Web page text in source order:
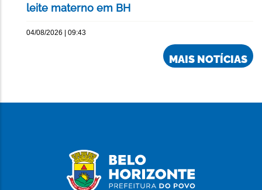
leite materno em BH
04/08/2026 | 09:43
MAIS NOTÍCIAS